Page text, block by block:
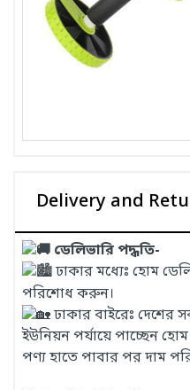
Delivery and
ডেলিভারি পদ্ধতি-
ঢাকার মধ্যেঃ হোম
পরিশোধ করুন।
ঢাকার বাইরেঃ
ইউনিয়ন পর্যায়ে পাচ্ছেন
পণ্য হাতে পাবার পর দাম